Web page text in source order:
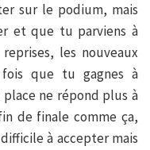
sur le podium, mais
et que tu parviens à
les nouveaux
que tu gagnes à
ne répond plus à
de finale comme ça,
à accepter mais